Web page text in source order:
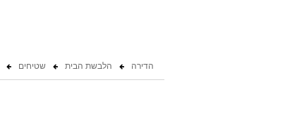
הדירה הלבשת הבית שטיחים